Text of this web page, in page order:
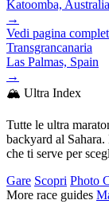
Katoomba, Australia
→
Vedi pagina
Transgrancanaria
Las Palmas, Spain
→
🏔️ Ultra Index
Tutte le ultra
backyard al
che ti serve per
Gare Scopri Photo
More race guides